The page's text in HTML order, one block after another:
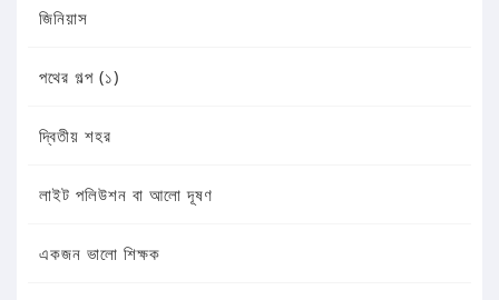
জিনিয়াস
পথের গল্প (১)
দ্বিতীয় শহর
লাইট পলিউশন বা আলো দূষণ
একজন ভালো শিক্ষক